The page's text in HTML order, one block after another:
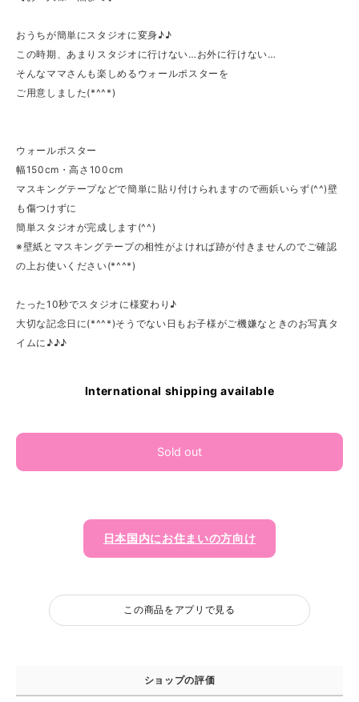
おうちが簡単にスタジオに変身♪♪
この時期、あまりスタジオに行けない…お外に行けない…
そんなママさんも楽しめるウォールポスターを
ご用意しました(*^^*)
ウォールポスター
幅150cm・高さ100cm
マスキングテープなどで簡単に貼り付けられますので画鋲いらず(^^)壁
も傷つけずに
簡単スタジオが完成します(^^)
※壁紙とマスキングテープの相性がよければ跡が付きませんのでご確認
の上お使いください(*^^*)
たった10秒でスタジオに様変わり♪
大切な記念日に(*^^*)そうでない日もお子様がご機嫌なときのお写真タ
イムに♪♪♪
International shipping available
Sold out
日本国内にお住まいの方向け
この商品をアプリで見る
ショップの評価